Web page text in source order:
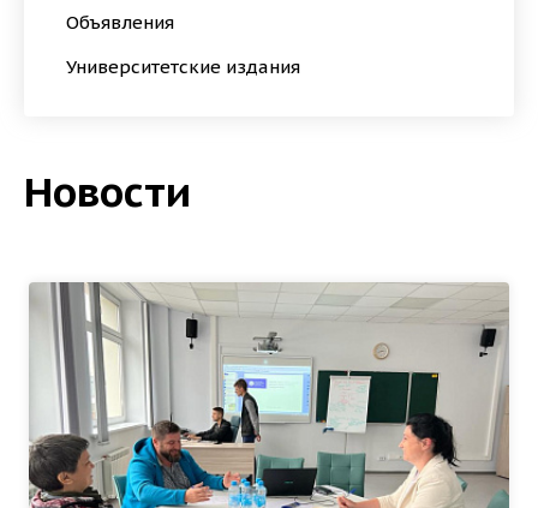
Объявления
Университетские издания
Новости